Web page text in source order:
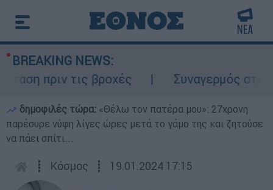
BREAKING NEWS:
πριν τις βροχές
Συναγερμός στον
δημοφιλές τώρα: «Θέλω τον πατέρα μου»: 27χρονη
παρέσυρε νύφη λίγες ώρες μετά το γάμο της και ζητούσε
να πάει σπίτι...
┋ Κόσμος ┋ 19.01.2024 17:15